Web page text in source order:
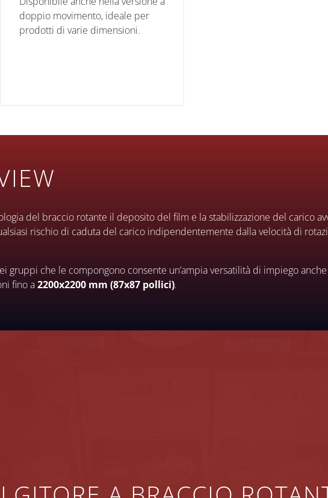
doppio movimento, ideale per
prodotti di varie dimensioni.
del braccio rotante il deposito del film e la stabilizzazione del carico
rischio di caduta del carico indipendentemente dalla velocità di
gruppi che le compongono consente un’ampia versatilità di impiego
fino a2200x2200 mm (87x87 pollici).